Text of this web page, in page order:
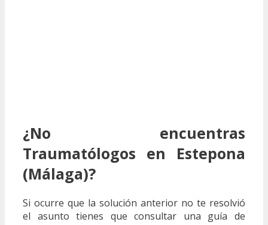
¿No encuentras
Traumatólogos en Estepona
(Málaga)?
Si ocurre que la solución anterior no te resolvió
el asunto tienes que consultar una guía de